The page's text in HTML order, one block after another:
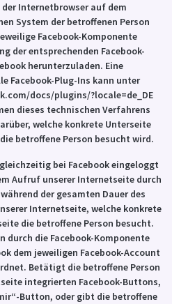
Internetbrowser auf dem
System der betroffenen Person
Facebook-Komponente
der entsprechenden Facebook-
herunterzuladen. Eine
Facebook-Plug-Ins kann unter
docs/plugins/?locale=de_DE
dieses technischen Verfahrens
welche konkrete Unterseite
betroffene Person besucht wird.
bei Facebook eingeloggt
Aufruf unserer Internetseite durch
der gesamten Dauer des
Internetseite, welche konkrete
die betroffene Person besucht.
durch die Facebook-Komponente
dem jeweiligen Facebook-Account
Betätigt die betroffene Person
integrierten Facebook-Buttons,
Button, oder gibt die betroffene